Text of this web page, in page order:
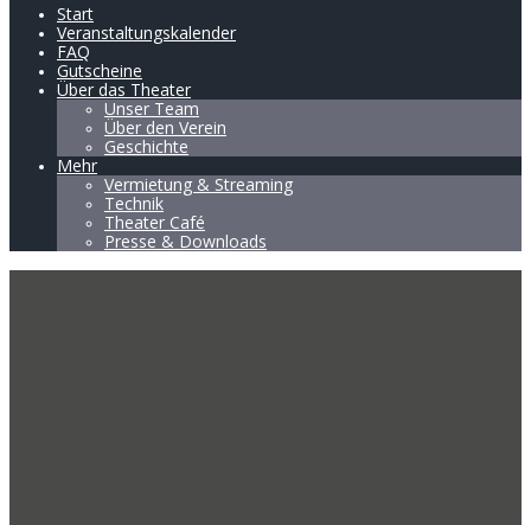
Start
Veranstaltungskalender
FAQ
Gutscheine
Über das Theater
Unser Team
Über den Verein
Geschichte
Mehr
Vermietung & Streaming
Technik
Theater Café
Presse & Downloads